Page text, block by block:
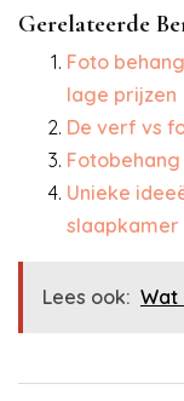
Gerelateerde
Foto
lage prijzen
De verf vs
Unieke
slaapkamer
Lees ook: Wat